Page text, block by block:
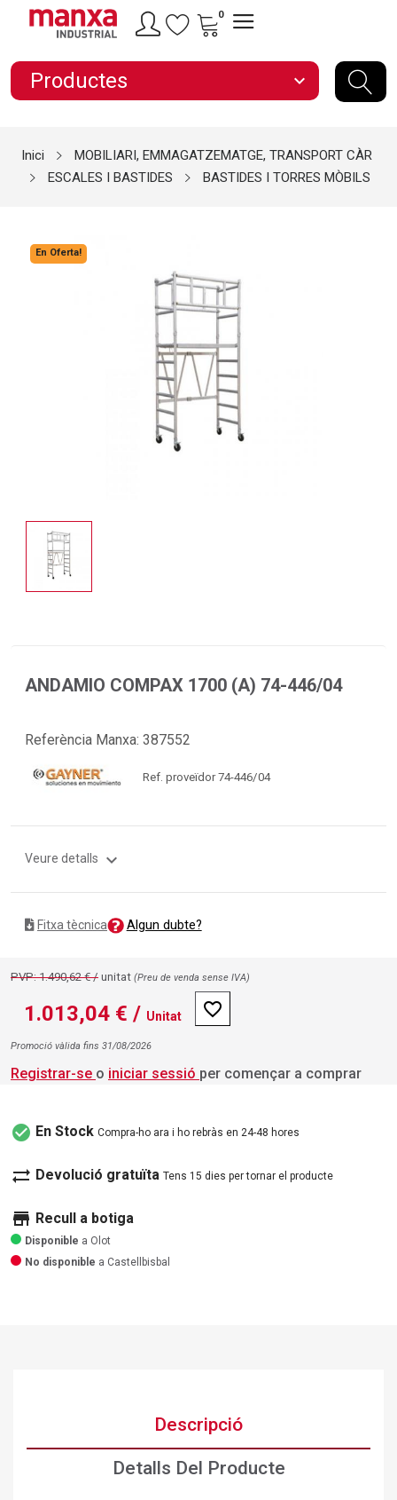
0
Productes expand_more
Inici
MOBILIARI, EMMAGATZEMATGE, TRANSPORT CÀR
ESCALES I BASTIDES
BASTIDES I TORRES MÒBILS
En Oferta!
ANDAMIO COMPAX 1700 (A) 74-446/04
Referència Manxa: 387552
Ref. proveïdor 74-446/04
Veure detalls expand_more
Fitxa tècnica Algun dubte?
PVP: 1.490,62 € / unitat (Preu de venda sense IVA)
1.013,04 € / Unitat favorite_border
Promoció vàlida fins 31/08/2026
Registrar-se o iniciar sessió per començar a comprar
check_circle En Stock Compra-ho ara i ho rebràs en 24-48 hores
sync_alt Devolució gratuïta Tens 15 dies per tornar el producte
store Recull a botiga
Disponible a Olot
No disponible a Castellbisbal
Descripció
Detalls Del Producte